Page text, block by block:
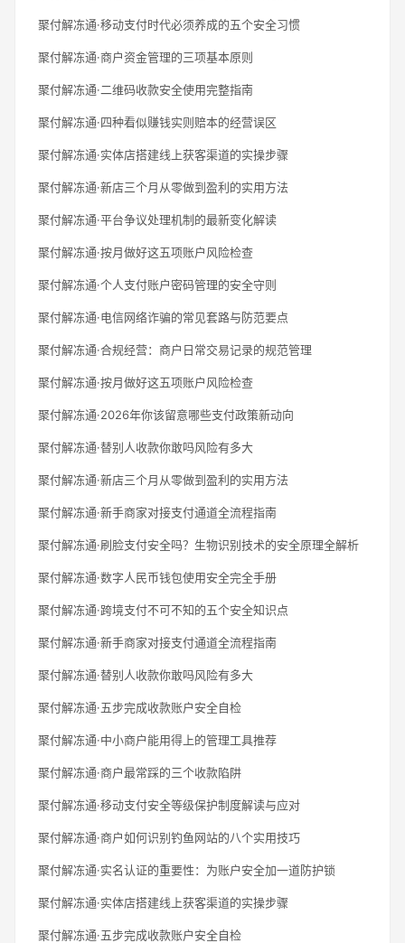
聚付解冻通·移动支付时代必须养成的五个安全习惯
聚付解冻通·商户资金管理的三项基本原则
聚付解冻通·二维码收款安全使用完整指南
聚付解冻通·四种看似赚钱实则赔本的经营误区
聚付解冻通·实体店搭建线上获客渠道的实操步骤
聚付解冻通·新店三个月从零做到盈利的实用方法
聚付解冻通·平台争议处理机制的最新变化解读
聚付解冻通·按月做好这五项账户风险检查
聚付解冻通·个人支付账户密码管理的安全守则
聚付解冻通·电信网络诈骗的常见套路与防范要点
聚付解冻通·合规经营：商户日常交易记录的规范管理
聚付解冻通·按月做好这五项账户风险检查
聚付解冻通·2026年你该留意哪些支付政策新动向
聚付解冻通·替别人收款你敢吗风险有多大
聚付解冻通·新店三个月从零做到盈利的实用方法
聚付解冻通·新手商家对接支付通道全流程指南
聚付解冻通·刷脸支付安全吗？生物识别技术的安全原理全解析
聚付解冻通·数字人民币钱包使用安全完全手册
聚付解冻通·跨境支付不可不知的五个安全知识点
聚付解冻通·新手商家对接支付通道全流程指南
聚付解冻通·替别人收款你敢吗风险有多大
聚付解冻通·五步完成收款账户安全自检
聚付解冻通·中小商户能用得上的管理工具推荐
聚付解冻通·商户最常踩的三个收款陷阱
聚付解冻通·移动支付安全等级保护制度解读与应对
聚付解冻通·商户如何识别钓鱼网站的八个实用技巧
聚付解冻通·实名认证的重要性：为账户安全加一道防护锁
聚付解冻通·实体店搭建线上获客渠道的实操步骤
聚付解冻通·五步完成收款账户安全自检